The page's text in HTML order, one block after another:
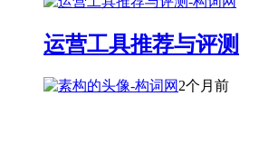
运营工具推荐与评测
2个月前